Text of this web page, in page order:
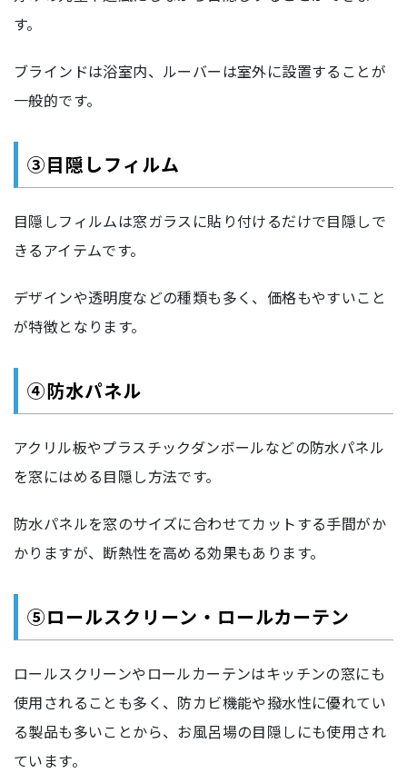
す。
ブラインドは浴室内、ルーバーは室外に設置することが
一般的です。
③目隠しフィルム
目隠しフィルムは窓ガラスに貼り付けるだけで目隠しで
きるアイテムです。
デザインや透明度などの種類も多く、価格もやすいこと
が特徴となります。
④防水パネル
アクリル板やプラスチックダンボールなどの防水パネル
を窓にはめる目隠し方法です。
防水パネルを窓のサイズに合わせてカットする手間がか
かりますが、断熱性を高める効果もあります。
⑤ロールスクリーン・ロールカーテン
ロールスクリーンやロールカーテンはキッチンの窓にも
使用されることも多く、防カビ機能や撥水性に優れてい
る製品も多いことから、お風呂場の目隠しにも使用され
ています。